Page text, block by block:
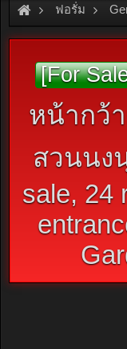
ฟอรั่ม
สินค้าทั่วไป ไม่มีหม
[For
หน้ากว้
สวนนง
sale, 24